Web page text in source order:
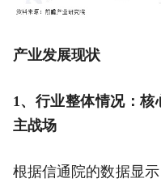
产业发展现状
1、行业整体情况：
主战场
根据信通院的数据显